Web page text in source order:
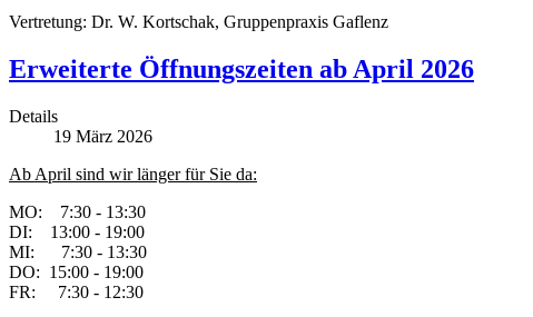
Vertretung: Dr. W. Kortschak, Gruppenpraxis Gaflenz
Erweiterte Öffnungszeiten ab April 2026
Details
19 März 2026
Ab April sind wir länger für Sie da:
MO: 7:30 - 13:30
DI: 13:00 - 19:00
MI: 7:30 - 13:30
DO: 15:00 - 19:00
FR: 7:30 - 12:30